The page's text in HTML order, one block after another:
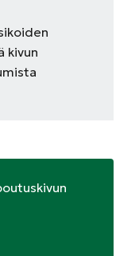
kivun